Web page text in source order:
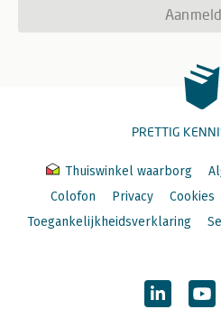
PRETTIG
Thuiswinkel waarborg
Colofon
Privacy Cookies
Toegankelijkheidsverklaring